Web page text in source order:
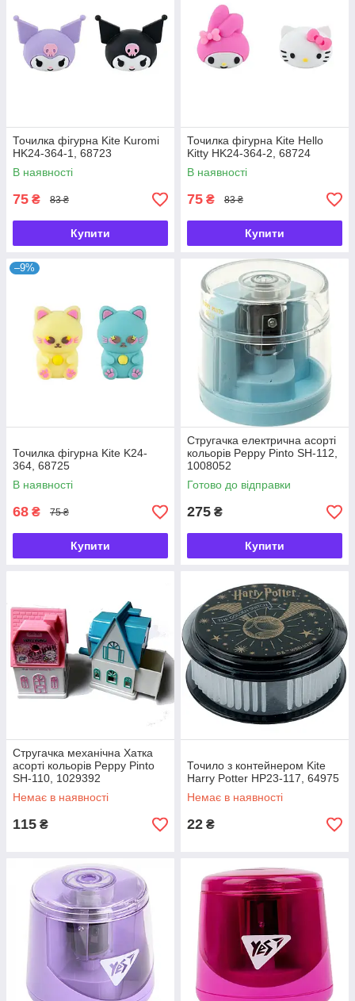
Точилка фігурна Kite Kuromi
HK24-364-1, 68723
В наявності
75 ₴ 83 ₴
Купити
Точилка фігурна Kite Hello
Kitty HK24-364-2, 68724
В наявності
75 ₴ 83 ₴
Купити
–9%
Точилка фігурна Kite K24-
364, 68725
В наявності
68 ₴ 75 ₴
Купити
Стругачка електрична асорті
кольорів Peppy Pinto SH-112,
1008052
Готово до відправки
275 ₴
Купити
Стругачка механічна Хатка
асорті кольорів Peppy Pinto
SH-110, 1029392
Немає в наявності
115 ₴
Точило з контейнером Kite
Harry Potter HP23-117, 64975
Немає в наявності
22 ₴